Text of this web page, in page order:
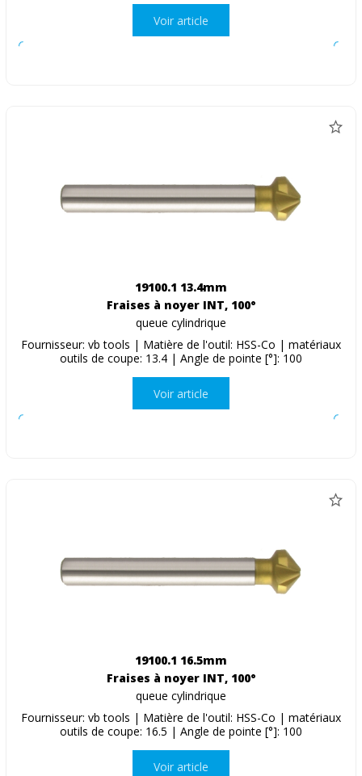
Voir article
19100.1 13.4mm
Fraises à noyer INT, 100°
queue cylindrique
Fournisseur: vb tools | Matière de l'outil: HSS-Co | matériaux
outils de coupe: 13.4 | Angle de pointe [°]: 100
Voir article
19100.1 16.5mm
Fraises à noyer INT, 100°
queue cylindrique
Fournisseur: vb tools | Matière de l'outil: HSS-Co | matériaux
outils de coupe: 16.5 | Angle de pointe [°]: 100
Voir article